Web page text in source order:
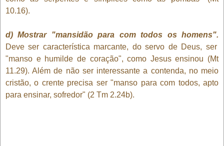
10.16).
d) Mostrar "mansidão para com todos os homens".
Deve ser característica marcante, do servo de Deus, ser
"manso e humilde de coração", como Jesus ensinou (Mt
11.29). Além de não ser interessante a contenda, no meio
cristão, o crente precisa ser "manso para com todos, apto
para ensinar, sofredor" (2 Tm 2.24b).